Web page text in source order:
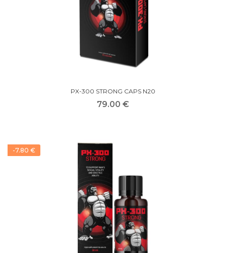
PX-300 STRONG CAPS N20
79.00 €
-7.80 €